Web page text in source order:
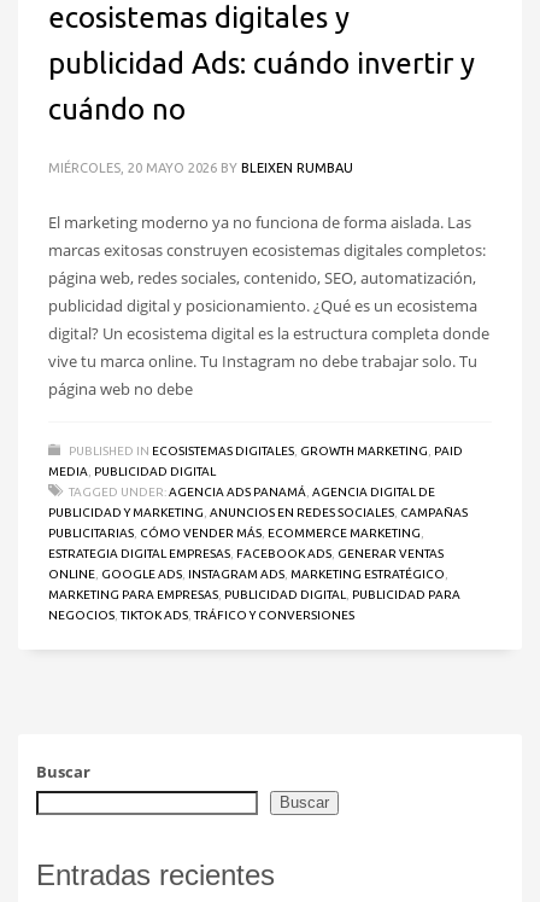
ecosistemas digitales y
publicidad Ads: cuándo invertir y
cuándo no
MIÉRCOLES, 20 MAYO 2026 BY BLEIXEN RUMBAU
El marketing moderno ya no funciona de forma aislada. Las
marcas exitosas construyen ecosistemas digitales completos:
página web, redes sociales, contenido, SEO, automatización,
publicidad digital y posicionamiento. ¿Qué es un ecosistema
digital? Un ecosistema digital es la estructura completa donde
vive tu marca online. Tu Instagram no debe trabajar solo. Tu
página web no debe
PUBLISHED IN ECOSISTEMAS DIGITALES, GROWTH MARKETING, PAID
MEDIA, PUBLICIDAD DIGITAL
TAGGED UNDER:AGENCIA ADS PANAMÁ, AGENCIA DIGITAL DE
PUBLICIDAD Y MARKETING, ANUNCIOS EN REDES SOCIALES, CAMPAÑAS
PUBLICITARIAS, CÓMO VENDER MÁS, ECOMMERCE MARKETING,
ESTRATEGIA DIGITAL EMPRESAS, FACEBOOK ADS, GENERAR VENTAS
ONLINE, GOOGLE ADS, INSTAGRAM ADS, MARKETING ESTRATÉGICO,
MARKETING PARA EMPRESAS, PUBLICIDAD DIGITAL, PUBLICIDAD PARA
NEGOCIOS,TIKTOK ADS,TRÁFICO Y CONVERSIONES
Buscar
Buscar
Entradas recientes